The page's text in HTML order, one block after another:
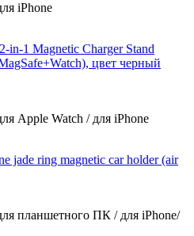
iPhone
in-1 Magnetic Charger Stand
цвет черный
Apple Watch / для iPhone
jade ring magnetic car holder (air
планшетного ПК / для iPhone/